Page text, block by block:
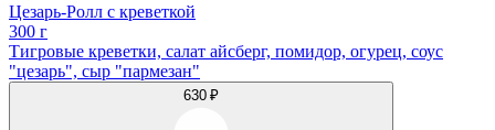
Цезарь-Ролл с креветкой
300 г
Тигровые креветки, салат айсберг, помидор, огурец, соус
"цезарь", сыр "пармезан"
630 ₽